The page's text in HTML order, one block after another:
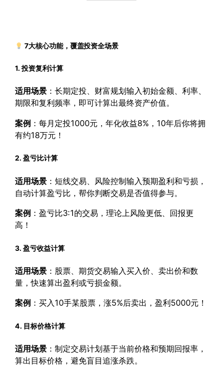
7大核心功能，覆盖投资全场景
1. 投资复利计算
适用场景 ：长期定投、财富规划输入初始金额、利率、
期限和复利频率，即可计算出最终资产价值。
案例 ：每月定投1000元，年化收益8%，10年后你将拥
有约18万元！
2. 盈亏比计算
适用场景 ：短线交易、风险控制输入预期盈利和亏损，
自动计算盈亏比，帮你判断交易是否值得参与。
案例 ：盈亏比3:1的交易，理论上风险更低、回报更
高！
3. 盈亏收益计算
适用场景 ：股票、期货交易输入买入价、卖出价和数
量，快速算出盈利或亏损金额。
案例 ：买入10手某股票，涨5%后卖出，盈利5000元！
4. 目标价格计算
适用场景 ：制定交易计划基于当前价格和预期回报率，
算出目标价格，避免盲目追涨杀跌。